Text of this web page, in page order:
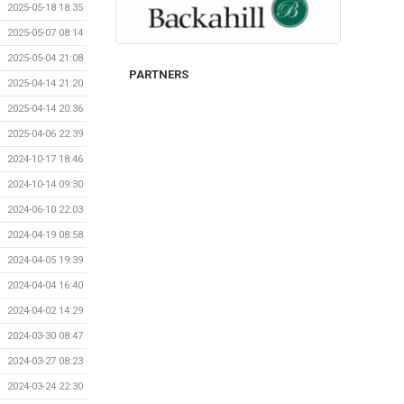
2025-05-18 18:35
2025-05-07 08:14
2025-05-04 21:08
2025-04-14 21:20
2025-04-14 20:36
2025-04-06 22:39
2024-10-17 18:46
2024-10-14 09:30
2024-06-10 22:03
2024-04-19 08:58
2024-04-05 19:39
2024-04-04 16:40
2024-04-02 14:29
2024-03-30 08:47
2024-03-27 08:23
2024-03-24 22:30
PARTNERS